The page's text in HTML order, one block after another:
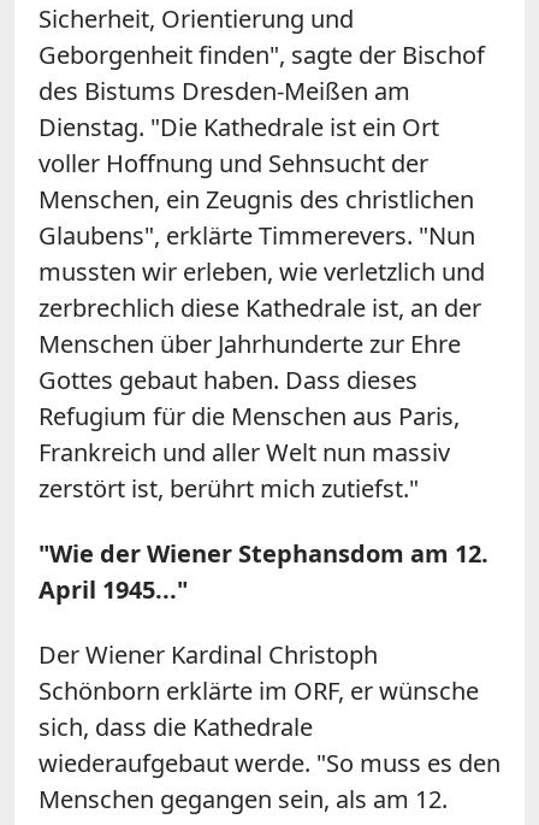
Sicherheit, Orientierung und
Geborgenheit finden", sagte der Bischof
des Bistums Dresden-Meißen am
Dienstag. "Die Kathedrale ist ein Ort
voller Hoffnung und Sehnsucht der
Menschen, ein Zeugnis des christlichen
Glaubens", erklärte Timmerevers. "Nun
mussten wir erleben, wie verletzlich und
zerbrechlich diese Kathedrale ist, an der
Menschen über Jahrhunderte zur Ehre
Gottes gebaut haben. Dass dieses
Refugium für die Menschen aus Paris,
Frankreich und aller Welt nun massiv
zerstört ist, berührt mich zutiefst."
"Wie der Wiener Stephansdom am 12.
April 1945..."
Der Wiener Kardinal Christoph
Schönborn erklärte im ORF, er wünsche
sich, dass die Kathedrale
wiederaufgebaut werde. "So muss es den
Menschen gegangen sein, als am 12.